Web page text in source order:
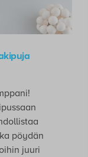
pöydän
juuri